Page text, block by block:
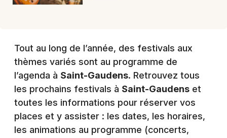
Tout au long de l’année, des festivals aux
thèmes variés sont au programme de
l’agenda à Saint-Gaudens. Retrouvez tous
les prochains festivals à Saint-Gaudens et
toutes les informations pour réserver vos
places et y assister : les dates, les horaires,
les animations au programme (concerts,